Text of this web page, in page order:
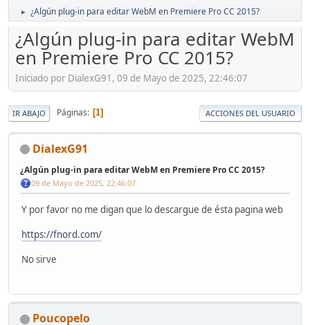
► ¿Algún plug-in para editar WebM en Premiere Pro CC 2015?
¿Algún plug-in para editar WebM
en Premiere Pro CC 2015?
Iniciado por DialexG91, 09 de Mayo de 2025, 22:46:07
IR ABAJO Páginas 1 ACCIONES DEL USUARIO
DialexG91
¿Algún plug-in para editar WebM en Premiere Pro CC 2015?
09 de Mayo de 2025, 22:46:07
Y por favor no me digan que lo descargue de ésta pagina web
https://fnord.com/
No sirve
Poucopelo